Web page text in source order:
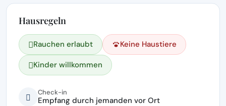
Hausregeln
Rauchen erlaubt Keine Haustiere
Kinder willkommen
Check-in
Empfang durch jemanden vor Ort